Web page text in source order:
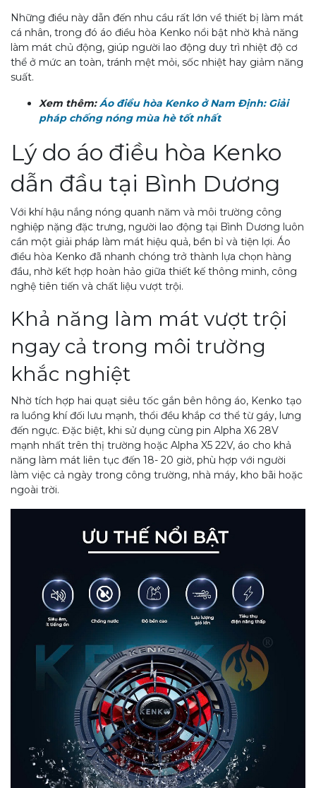
Những điều này dẫn đến nhu cầu rất lớn về thiết bị làm mát
cá nhân, trong đó áo điều hòa Kenko nổi bật nhờ khả năng
làm mát chủ động, giúp người lao động duy trì nhiệt độ cơ
thể ở mức an toàn, tránh mệt mỏi, sốc nhiệt hay giảm năng
suất.
Xem thêm:Áo điều hòa Kenko ở Nam Định: Giải
pháp chống nóng mùa hè tốt nhất
Lý do áo điều hòa Kenko
dẫn đầu tại Bình Dương
Với khí hậu nắng nóng quanh năm và môi trường công
nghiệp nặng đặc trưng, người lao động tại Bình Dương luôn
cần một giải pháp làm mát hiệu quả, bền bỉ và tiện lợi. Áo
điều hòa Kenko đã nhanh chóng trở thành lựa chọn hàng
đầu, nhờ kết hợp hoàn hảo giữa thiết kế thông minh, công
nghệ tiên tiến và chất liệu vượt trội.
Khả năng làm mát vượt trội
ngay cả trong môi trường
khắc nghiệt
Nhờ tích hợp hai quạt siêu tốc gắn bên hông áo, Kenko tạo
ra luồng khí đối lưu mạnh, thổi đều khắp cơ thể từ gáy, lưng
đến ngực. Đặc biệt, khi sử dụng cùng pin Alpha X6 28V
mạnh nhất trên thị trường hoặc Alpha X5 22V, áo cho khả
năng làm mát liên tục đến 18- 20 giờ, phù hợp với người
làm việc cả ngày trong công trường, nhà máy, kho bãi hoặc
ngoài trời.